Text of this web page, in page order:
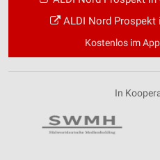
ALDI Nord Prospekt
Kostenlos im
In